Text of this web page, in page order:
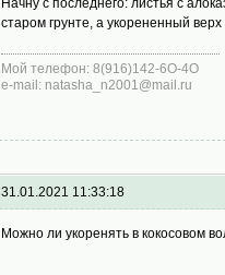
Начну с последнего: листья с
старом грунте, а укорененный
Мой телефон: 8(916)142-6O-4O
e-mail: natasha_n2001@mail.ru
31.01.2021 11:33:18
Можно ли укоренять в кокосовом